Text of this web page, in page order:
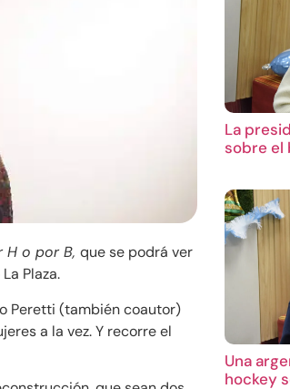
H o por B, que se podrá ver
Plaza.
Peretti (también coautor)
a la vez. Y recorre el
La
sobre el
Una
hockey